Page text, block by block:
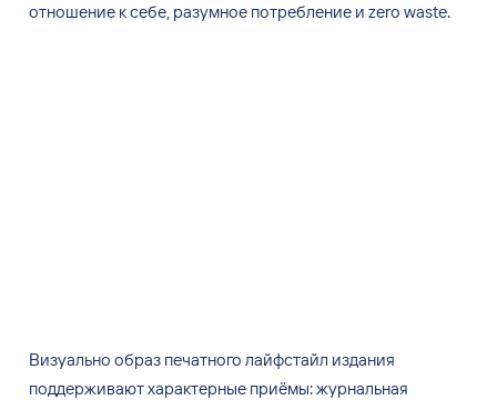
отношение ксебе, разумное потребление и zero waste.
Визуально образ печатного лайфстайл издания
поддерживают характерные приёмы: журнальная